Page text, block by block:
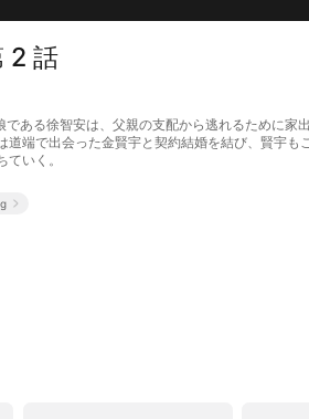
2 話
ある徐智安は、父親の支配から逃れるために
端で出会った金賢宇と契約結婚を結び、賢宇
いく。